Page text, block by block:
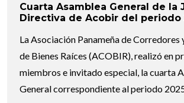
Cuarta Asamblea General de la
Directiva de Acobir del periodo
La Asociación Panameña de
de Bienes Raíces (ACOBIR), realizó en
miembros e invitado especial, la cuarta
General correspondiente al periodo